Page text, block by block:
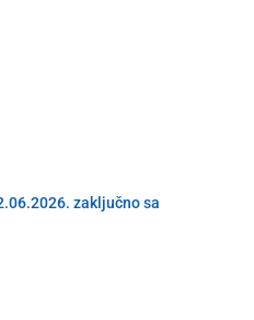
zaključno sa